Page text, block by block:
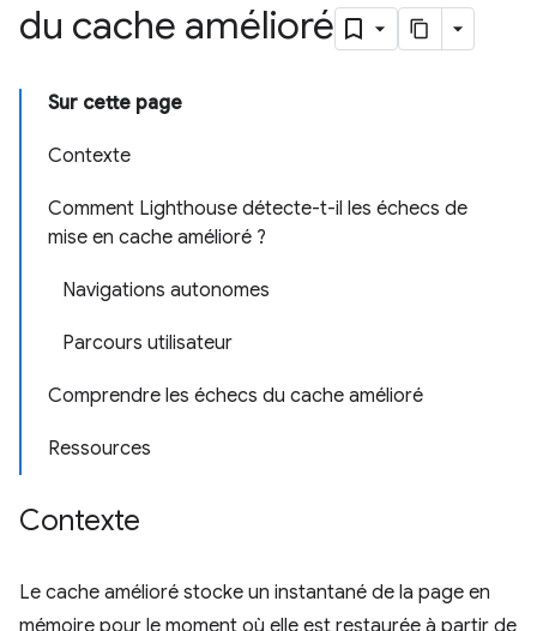
du cache amélioré
Sur cette page
Contexte
Comment Lighthouse détecte-t-il les échecs de
mise en cache amélioré ?
Navigations autonomes
Parcours utilisateur
Comprendre les échecs du cache amélioré
Ressources
Contexte
Le cache amélioré stocke un instantané de la page en
mémoire pour le moment où elle est restaurée à partir de